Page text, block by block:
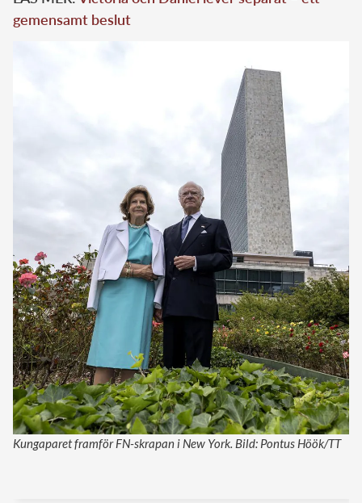
gemensamt beslut
Kungaparet framför FN-skrapan i New York. Bild: Pontus Höök/TT